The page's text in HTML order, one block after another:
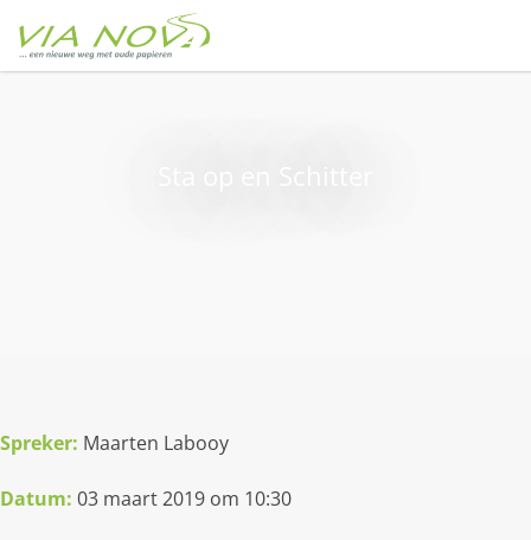
Spreker: Maarten Labooy
Datum: 03 maart 2019 om 10:30